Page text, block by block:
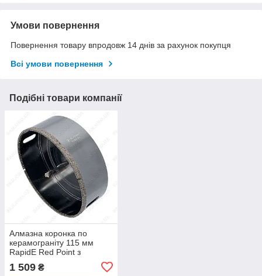
Умови повернення
Повернення товару впродовж 14 днів за рахунок покупця
Всі умови повернення
Подібні товари компанії
Алмазна коронка по
керамограніту 115 мм
RapidE Red Point з
Центруючим свердлом на
дриль
1 509 ₴